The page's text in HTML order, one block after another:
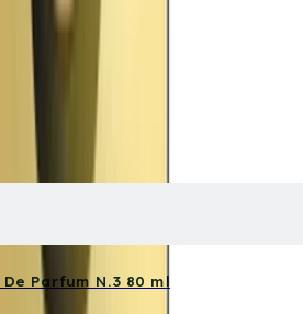
Parfum N.3 80 ml